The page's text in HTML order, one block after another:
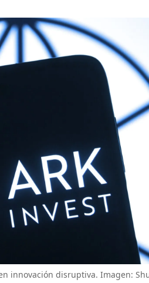
innovación disruptiva. Imagen: